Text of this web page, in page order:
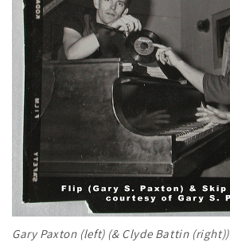
Gary Paxton (left) (& Clyde Battin (right))